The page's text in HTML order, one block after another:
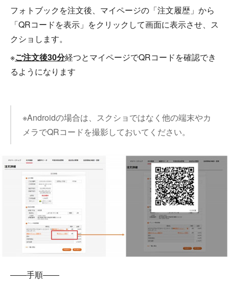
フォトブックを注文後、マイページの「注文履歴」から
「QRコードを表示」をクリックして画面に表示させ、ス
クショします。
※ご注文後30分経つとマイページでQRコードを確認でき
るようになります
※Androidの場合は、スクショではなく他の端末やカ
メラでQRコードを撮影しておいてください。
――手順――